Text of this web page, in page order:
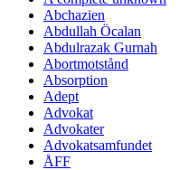
Abchazien
Abdullah Öcalan
Abdulrazak Gurnah
Abortmotstånd
Absorption
Adept
Advokat
Advokater
Advokatsamfundet
ÅFF